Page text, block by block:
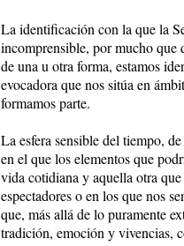
La identificación con la que la
incomprensible, por mucho que
de una u otra forma, estamos
evocadora que nos sitúa en
formamos parte.
La esfera sensible del tiempo,
en el que los elementos que
vida cotidiana y aquella otra
espectadores o en los que nos
que, más allá de lo puramente
tradición, emoción y vivencias,